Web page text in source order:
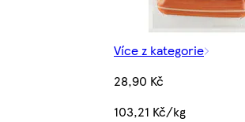
Více z kategorie
28,90 Kč
103,21 Kč/kg